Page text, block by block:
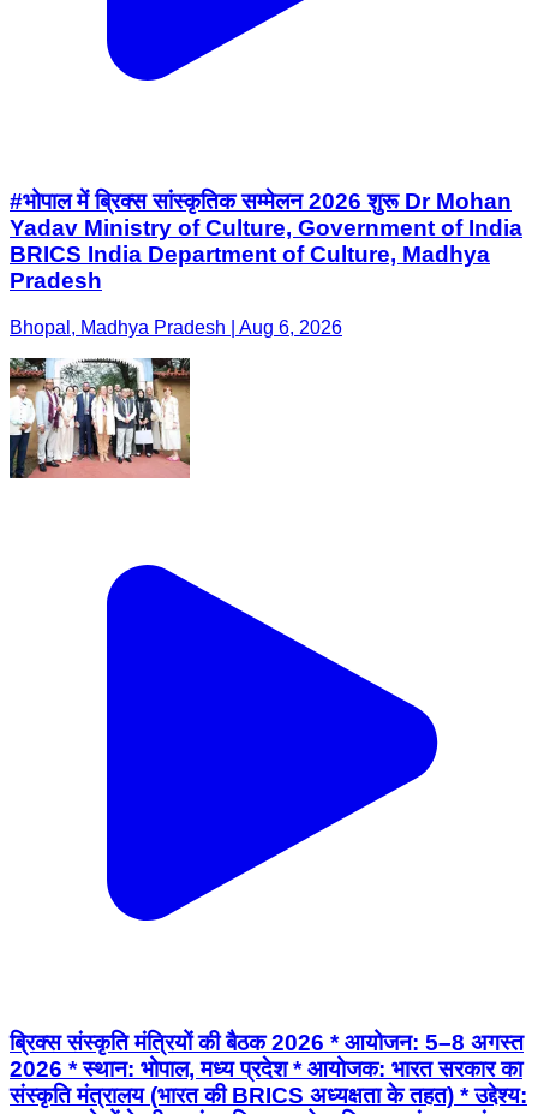
#भोपाल में ब्रिक्स सांस्कृतिक सम्मेलन 2026 शुरू Dr Mohan
Yadav Ministry of Culture, Government of India
BRICS India Department of Culture, Madhya
Pradesh
Bhopal, Madhya Pradesh | Aug 6, 2026
ब्रिक्स संस्कृति मंत्रियों की बैठक 2026 * आयोजन: 5–8 अगस्त
2026 * स्थान: भोपाल, मध्य प्रदेश * आयोजक: भारत सरकार का
संस्कृति मंत्रालय (भारत की BRICS अध्यक्षता के तहत) * उद्देश्य: